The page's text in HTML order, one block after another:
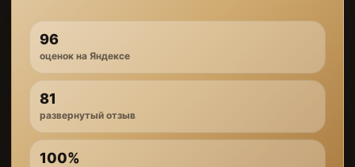
96
оценок на Яндексе
81
развернутый отзыв
100%